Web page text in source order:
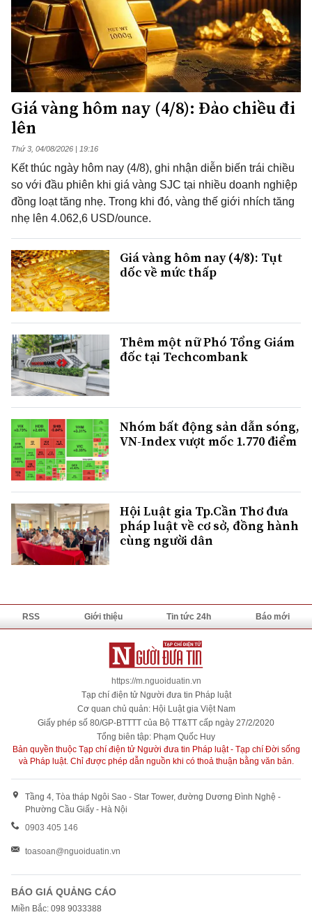
Giá vàng hôm nay (4/8): Đảo chiều đi
lên
Thứ 3, 04/08/2026 | 19:16
Kết thúc ngày hôm nay (4/8), ghi nhận diễn biến trái chiều
so với đầu phiên khi giá vàng SJC tại nhiều doanh nghiệp
đồng loạt tăng nhẹ. Trong khi đó, vàng thế giới nhích tăng
nhẹ lên 4.062,6 USD/ounce.
Giá vàng hôm nay (4/8): Tụt
dốc về mức thấp
Thêm một nữ Phó Tổng Giám
đốc tại Techcombank
Nhóm bất động sản dẫn sóng,
VN-Index vượt mốc 1.770 điểm
Hội Luật gia Tp.Cần Thơ đưa
pháp luật về cơ sở, đồng hành
cùng người dân
RSS Giới thiệu Tin tức 24h Báo mới
https://m.nguoiduatin.vn
Tạp chí điện tử Người đưa tin Pháp luật
Cơ quan chủ quản: Hội Luật gia Việt Nam
Giấy phép số 80/GP-BTTTT của Bộ TT&TT cấp ngày 27/2/2020
Tổng biên tập: Phạm Quốc Huy
Bản quyền thuộc Tạp chí điện tử Người đưa tin Pháp luật - Tạp chí Đời sống
và Pháp luật. Chỉ được phép dẫn nguồn khi có thoả thuận bằng văn bản.
Tầng 4, Tòa tháp Ngôi Sao - Star Tower, đường Dương Đình Nghệ -
Phường Cầu Giấy - Hà Nội
0903 405 146
toasoan@nguoiduatin.vn
BÁO GIÁ QUẢNG CÁO
Miền Bắc: 098 9033388